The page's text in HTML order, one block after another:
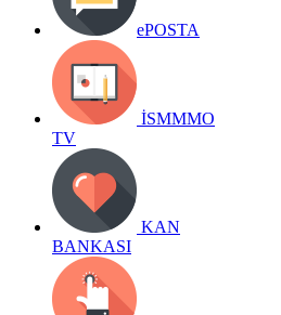
ePOSTA
İSMMMO
TV
KAN
BANKASI